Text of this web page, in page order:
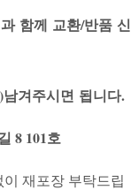
함께 교환/반품 신
)남겨주시면 됩니다.
8 101호
재포장 부탁드립